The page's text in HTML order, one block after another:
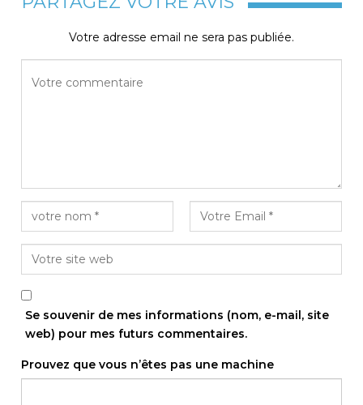
Votre adresse email ne sera pas publiée.
Se souvenir de mes informations (nom, e-mail, site
web) pour mes futurs commentaires.
Prouvez que vous n’êtes pas une machine